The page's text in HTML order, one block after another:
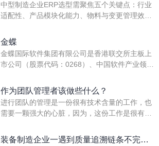
中型制造企业ERP选型需聚焦五个关键点：行业
适配性、产品模块化能力、物料与变更管理效
保系统能精准匹配细分行业需求，有效提升从设
计到生产的协同效率，并具备可扩展的智能化功
能，以支撑企业长期发展。
金蝶
金蝶国际软件集团有限公司是香港联交所主板上
市公司（股票代码：0268）、中国软件产业领导
企业、全球领先的在线管理及电子商务服务商。
作为团队管理者该做些什么？
进行团队的管理是一份很有技术含量的工作，也
需要一颗强大的心脏，因为，这份工作是很有压
队管理者该做些什么？其实，如果一个团队管理
装备制造企业一遇到质量追溯链条不完